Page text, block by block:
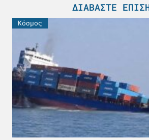
ΔΙΑΒΆΣΤΕ
Κόσμος